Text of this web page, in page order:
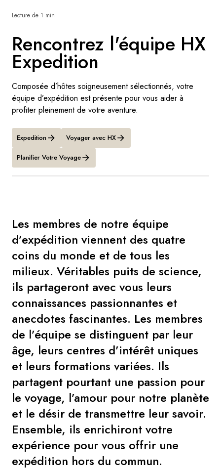
Suède
Norvège
Rencontrez l'équipe HX
Expedition
Composée d’hôtes soigneusement sélectionnés, votre
équipe d’expédition est présente pour vous aider à
profiter pleinement de votre aventure.
Lecture de 1 min
Expedition Voyager avec HX
Planifier Votre Voyage
Les membres de notre équipe
d’expédition viennent des quatre
coins du monde et de tous les
milieux. Véritables puits de science,
ils partageront avec vous leurs
connaissances passionnantes et
anecdotes fascinantes. Les membres
de l’équipe se distinguent par leur
âge, leurs centres d’intérêt uniques
et leurs formations variées. Ils
partagent pourtant une passion pour
le voyage, l’amour pour notre planète
et le désir de transmettre leur savoir.
Ensemble, ils enrichiront votre
expérience pour vous offrir une
expédition hors du commun.